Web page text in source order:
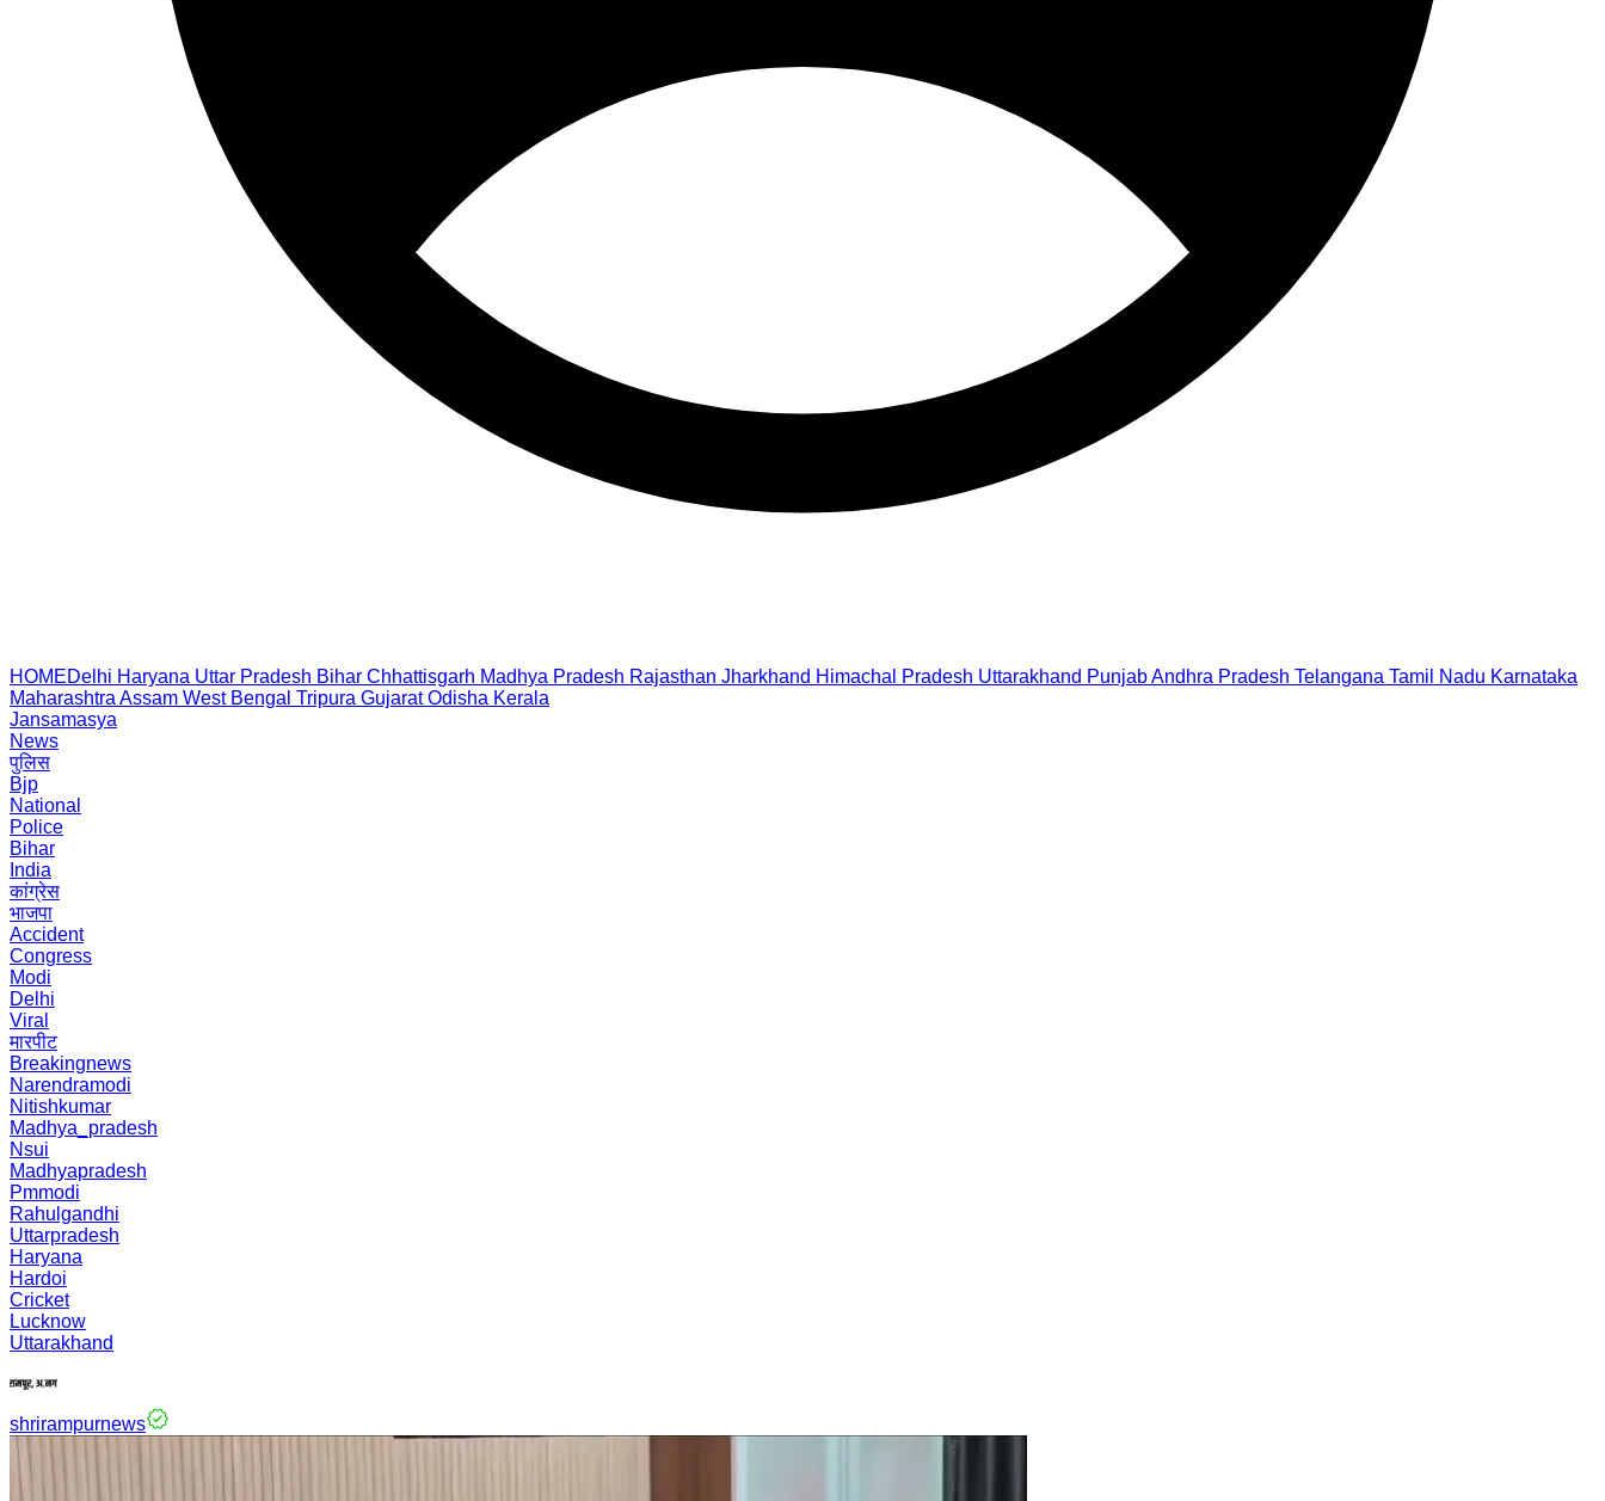
HOMEDelhi Haryana Uttar Pradesh Bihar Chhattisgarh Madhya Pradesh Rajasthan Jharkhand Himachal Pradesh Uttarakhand PunjabAndhra Pradesh Telangana Tamil Nadu Karnataka
Maharashtra Assam West Bengal Tripura Gujarat Odisha Kerala
Jansamasya
News
पुलिस
Bjp
National
Police
Bihar
India
कांग्रेस
भाजपा
Accident
Congress
Modi
Delhi
Viral
मारपीट
Breakingnews
Narendramodi
Nitishkumar
Madhya_pradesh
Nsui
Madhyapradesh
Pmmodi
Rahulgandhi
Uttarpradesh
Haryana
Hardoi
Cricket
Lucknow
Uttarakhand
shrirampurnews